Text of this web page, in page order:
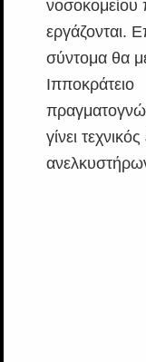
νοσοκομείου
εργάζονται.
σύντομα θα
Ιπποκράτειο
γίνει